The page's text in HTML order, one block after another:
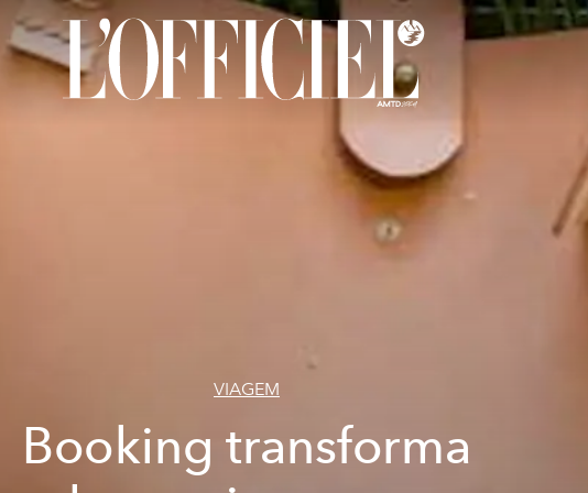
VIAGEM
Booking transforma